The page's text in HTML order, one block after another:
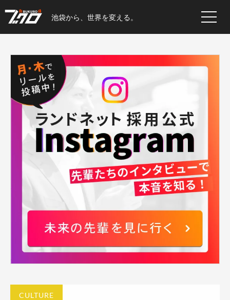
池袋から、世界を変える。
CULTURE